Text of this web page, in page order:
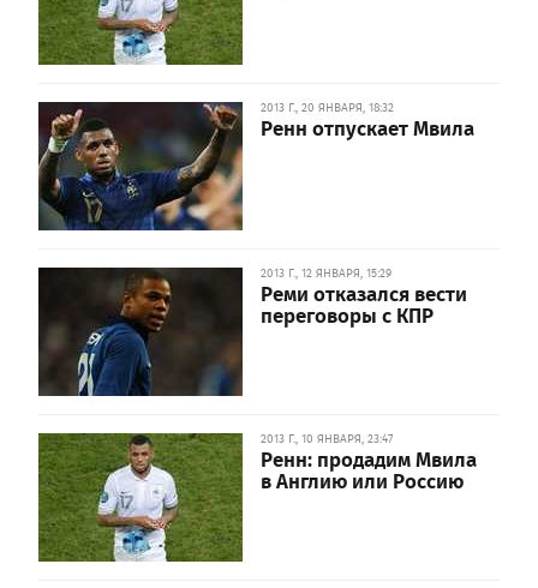
2013 Г., 20 ЯНВАРЯ, 18:32
Ренн отпускает Мвила
2013 Г., 12 ЯНВАРЯ, 15:29
Реми отказался вести
переговоры с КПР
2013 Г., 10 ЯНВАРЯ, 23:47
Ренн: продадим Мвила
в Англию или Россию